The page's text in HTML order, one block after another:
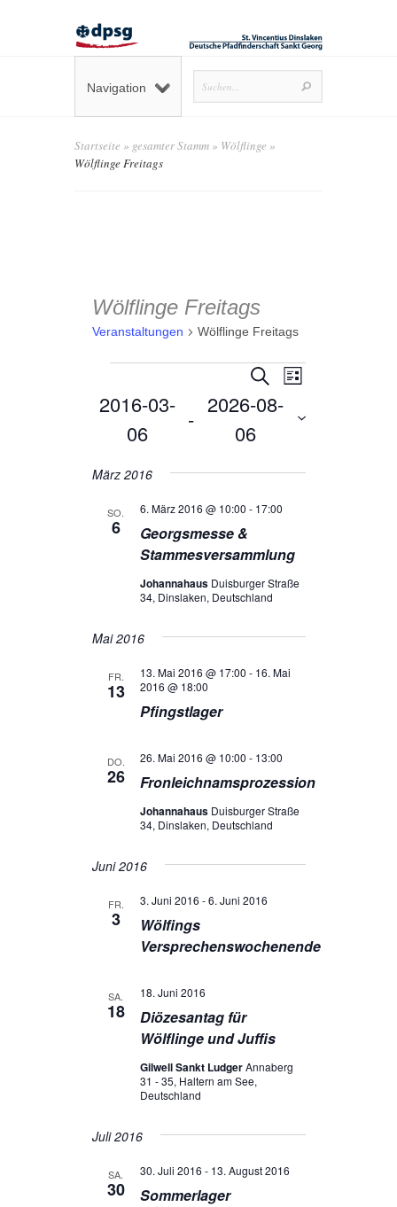
Navigation
Startseite » gesamter Stamm» Wölflinge »
Wölflinge Freitags
Wölflinge Freitags
Veranstaltungen Wölflinge Freitags
Veranstaltungen Veranstaltungen
Suche
und
Ansichten,
Suche
Ansichten-
Navigation
Liste
2016-03-
06
-
2026-08-
06
wählen.
März 2016
SO.
6
Georgsmesse &
Stammesversammlung
6. März 2016 @ 10:00 - 17:00
Johannahaus Duisburger Straße
34, Dinslaken, Deutschland
Mai 2016
FR.
13
Pfingstlager
13. Mai 2016 @ 17:00 - 16. Mai
2016 @ 18:00
DO.
26 Fronleichnamsprozession
26. Mai 2016 @ 10:00 - 13:00
Johannahaus Duisburger Straße
34, Dinslaken, Deutschland
Juni 2016
FR.
3
Wölfings
Versprechenswochenende
3. Juni 2016 -6. Juni 2016
SA.
18
Diözesantag für
Wölflinge und Juffis
18. Juni 2016
Gilwell Sankt LudgerAnnaberg
31 - 35, Haltern am See,
Deutschland
Juli 2016
SA.
30 Sommerlager
30. Juli 2016 - 13. August 2016